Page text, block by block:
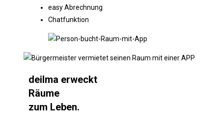
easy Abrechnung
Chatfunktion
deilma erweckt
Räume
zum Leben.